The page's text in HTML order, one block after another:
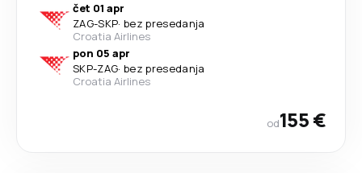
čet 01 apr
ZAG-SKP· bez presedanja
Croatia Airlines
pon 05 apr
SKP-ZAG· bez presedanja
Croatia Airlines
od155 €